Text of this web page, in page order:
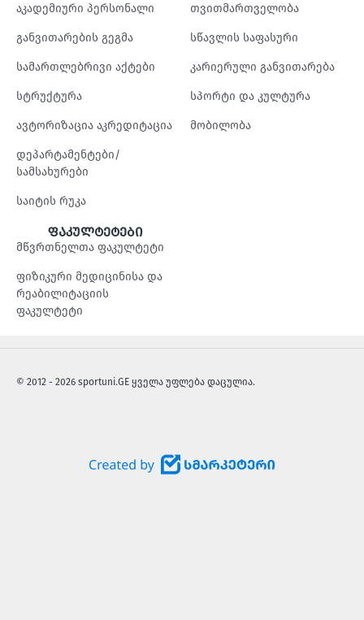
აკადემიური პერსონალი
განვითარების გეგმა
სამართლებრივი აქტები
სტრუქტურა
ავტორიზაცია აკრედიტაცია
დეპარტამენტები/
სამსახურები
საიტის რუკა
თვითმართველობა
სწავლის საფასური
კარიერული განვითარება
სპორტი და კულტურა
მობილობა
ფაკულტეტები
მწვრთნელთა ფაკულტეტი
ფიზიკური მედიცინისა და
რეაბილიტაციის
ფაკულტეტი
© 2012 - 2026 sportuni.GE ყველა უფლება დაცულია.